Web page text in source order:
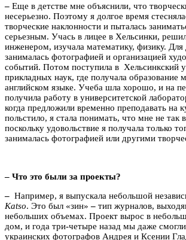
– Еще в детстве мне объяснили, что
несерьезно. Поэтому я долгое время
творческие наклонности и пыталась
серьезным. Учась в лицее в Хельсинки,
инженером, изучала математику, физику.
занималась фотографией и организацией
событий. Потом поступила в Хельсинкский
прикладных наук, где получала образование
английском языке. Учеба шла хорошо, и на
получила работу в университетской
когда предложили временно преподавать на
польстило, я стала понимать, что мне не так
поскольку удовольствие я получала только
занималась фотографией или другими
– Что это были за проекты?
– Например, я выпускала небольшой
Katso. Это был «зин»– тип журналов,
небольших объемах. Проект вырос в
дом, и года три-четыре назад мы даже
украинских фотографов Андрея и Ксении